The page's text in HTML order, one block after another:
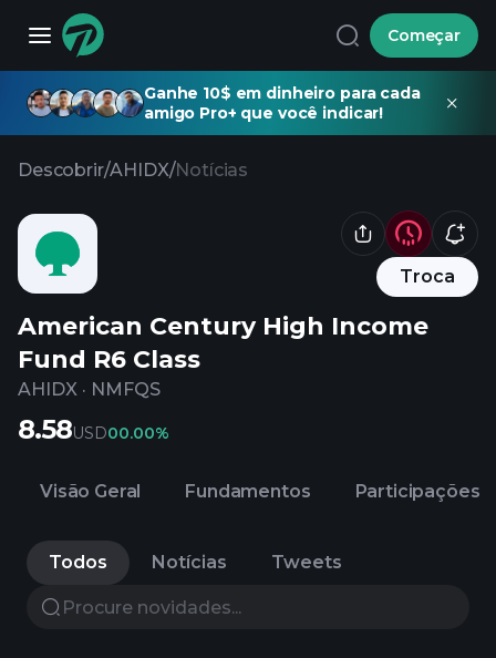
Começar
Ganhe 10$ em dinheiro para cada
amigo Pro+ que você indicar!
Descobrir/AHIDX/Notícias
Troca
American Century High Income
Fund R6 Class
AHIDX · NMFQS
8.58USD00.00%
Visão Geral Fundamentos Participações
Todos Notícias Tweets